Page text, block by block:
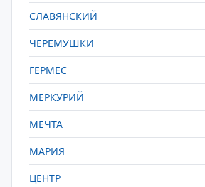
СЛАВЯНСКИЙ
ЧЕРЕМУШКИ
ГЕРМЕС
МЕРКУРИЙ
МЕЧТА
МАРИЯ
ЦЕНТР